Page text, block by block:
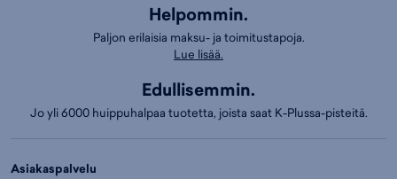
Helpommin.
Paljon erilaisia maksu- ja toimitustapoja.
Lue lisää.
Edullisemmin.
Jo yli 6000 huippuhalpaa tuotetta, joista saat K-Plussa-pisteitä.
Asiakaspalvelu